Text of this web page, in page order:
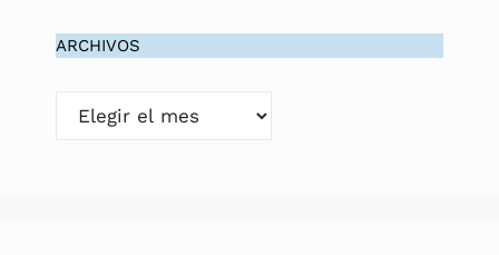
ARCHIVOS
Archivos